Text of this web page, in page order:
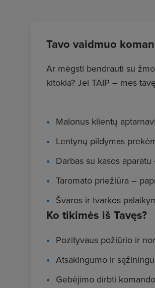
Tavo vaidmuo
Ar mėgsti bendrauti su
kitokia? Jei TAIP – mes
Malonus klientų
Lentynų pildymas
Darbas su kasos
Taromato priežiūra –
Švaros ir tvarkos
Ko tikimės iš Tavęs?
Pozityvaus požiūrio ir
Atsakingumo ir
Gebėjimo dirbti